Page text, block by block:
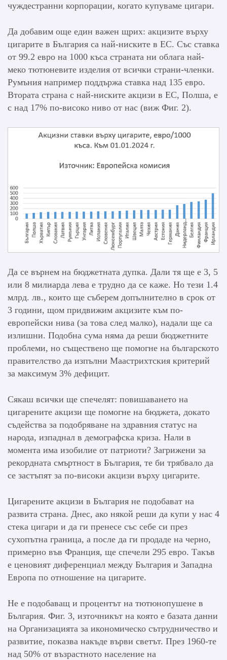
чуждестранни корпорации, когато купуваме цигари.
Да добавим още един важен щрих: акцизите върху
цигарите в България са най-ниските в ЕС. Със ставка
от 99.2 евро на 1000 къса страната ни облага най-
меко тютюневите изделия от всички страни-членки.
Румъния например поддържа ставка над 135 евро.
Втората страна с най-ниските акцизи в ЕС, Полша, е
с над 17% по-високо ниво от нас (виж Фиг. 2).
Да се върнем на бюджетната дупка. Дали тя ще е 3, 5
или 8 милиарда лева е трудно да се каже. Но тези 1.4
млрд. лв., които ще съберем допълнително в срок от
3 години, щом придвижим акцизите към по-
европейски нива (за това след малко), надали ще са
излишни. Подобна сума няма да реши бюджетните
проблеми, но съществено ще помогне на българското
правителство да изпълни Маастрихтския критерий
за максимум 3% дефицит.
Сякаш всички ще спечелят: повишаването на
цигарените акцизи ще помогне на бюджета, докато
съдейства за подобряване на здравния статус на
народа, изпаднал в демографска криза. Нали в
момента има изобилие от патриоти? Загрижени за
рекордната смъртност в България, те би трябвало да
се застъпят за по-високи акцизи върху цигарите.
Цигарените акцизи в България не подобават на
развита страна. Днес, ако някой реши да купи у нас 4
стека цигари и да ги пренесе със себе си през
сухопътна граница, а после да ги продаде на черно,
примерно във Франция, ще спечели 295 евро. Такъв
е ценовият диференциал между България и Западна
Европа по отношение на цигарите.
Не е подобаващ и процентът на тютюнопушене в
България. Фиг. 3, източникът на която е базата данни
на Организацията за икономическо сътрудничество и
развитие, показва накъде върви светът. През 1960-те
над 50% от възрастното население на